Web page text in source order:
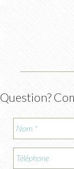
Question?